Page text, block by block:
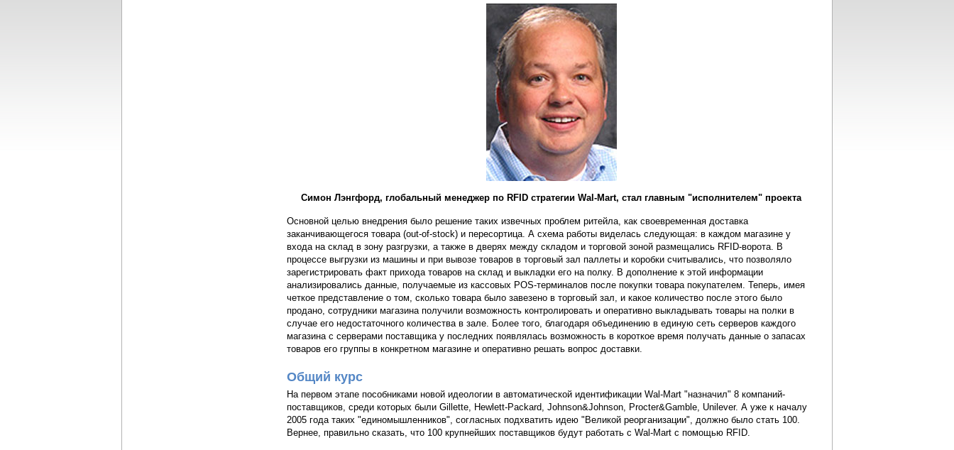
Симон Лэнгфорд, глобальный менеджер по RFID стратегии Wal-Mart, стал главным "исполнителем" проекта
Основной целью внедрения было решение таких извечных проблем ритейла, как своевременная доставка
заканчивающегося товара (out-of-stock) и пересортица. А схема работы виделась следующая: в каждом магазине у
входа на склад в зону разгрузки, а также в дверях между складом и торговой зоной размещались RFID-ворота. В
процессе выгрузки из машины и при вывозе товаров в торговый зал паллеты и коробки считывались, что позволяло
зарегистрировать факт прихода товаров на склад и выкладки его на полку. В дополнение к этой информации
анализировались данные, получаемые из кассовых POS-терминалов после покупки товара покупателем. Теперь, имея
четкое представление о том, сколько товара было завезено в торговый зал, и какое количество после этого было
продано, сотрудники магазина получили возможность контролировать и оперативно выкладывать товары на полки в
случае его недостаточного количества в зале. Более того, благодаря объединению в единую сеть серверов каждого
магазина с серверами поставщика у последних появлялась возможность в короткое время получать данные о запасах
товаров его группы в конкретном магазине и оперативно решать вопрос доставки.
Общий курс
На первом этапе пособниками новой идеологии в автоматической идентификации Wal-Mart "назначил" 8 компаний-
поставщиков, среди которых были Gillette, Hewlett-Packard, Johnson&Johnson, Procter&Gamble, Unilever. А уже к началу
2005 года таких "единомышленников", согласных подхватить идею "Великой реорганизации", должно было стать 100.
Вернее, правильно сказать, что 100 крупнейших поставщиков будут работать с Wal-Mart с помощью RFID.